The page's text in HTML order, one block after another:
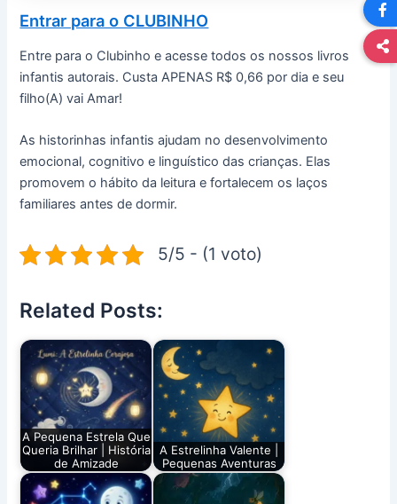
Entrar para o CLUBINHO
Entre para o Clubinho e acesse todos os nossos livros
infantis autorais. Custa APENAS R$ 0,66 por dia e seu
filho(A) vai Amar!
As historinhas infantis ajudam no desenvolvimento
emocional, cognitivo e linguístico das crianças. Elas
promovem o hábito da leitura e fortalecem os laços
familiares antes de dormir.
5/5 - (1 voto)
Related Posts:
A Pequena Estrela Que
Queria Brilhar | História
de Amizade
A Estrelinha Valente |
Pequenas Aventuras